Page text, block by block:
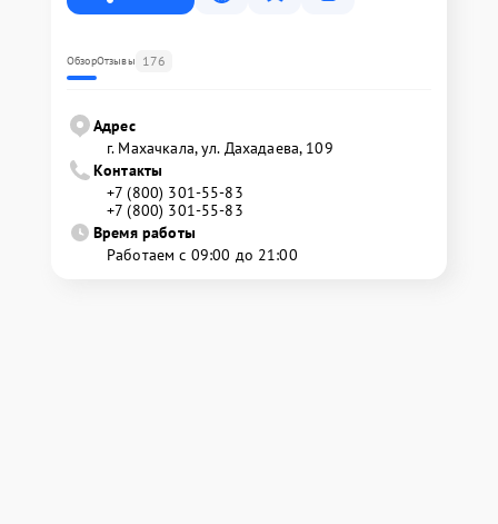
ОбзорОтзывы 176
Адрес
г. Махачкала, ул. Дахадаева, 109
Контакты
+7 (800) 301-55-83
+7 (800) 301-55-83
Время работы
Работаем с 09:00 до 21:00